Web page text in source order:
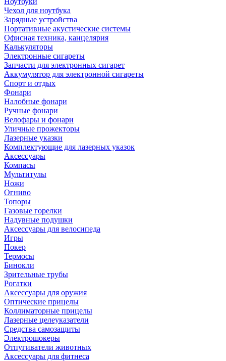
Чехол для ноутбука
Зарядные устройства
Портативные акустические системы
Офисная техника, канцелярия
Калькуляторы
Электронные сигареты
Запчасти для электронных сигарет
Аккумулятор для электронной сигареты
Спорт и отдых
Фонари
Налобные фонари
Ручные фонари
Велофары и фонари
Уличные прожекторы
Лазерные указки
Комплектующие для лазерных указок
Аксессуары
Компасы
Мультитулы
Ножи
Огниво
Топоры
Газовые горелки
Надувные подушки
Аксессуары для велосипеда
Игры
Покер
Термосы
Бинокли
Зрительные трубы
Рогатки
Аксессуары для оружия
Оптические прицелы
Коллиматорные прицелы
Лазерные целеуказатели
Средства самозащиты
Электрошокеры
Отпугиватели животных
Аксессуары для фитнеса